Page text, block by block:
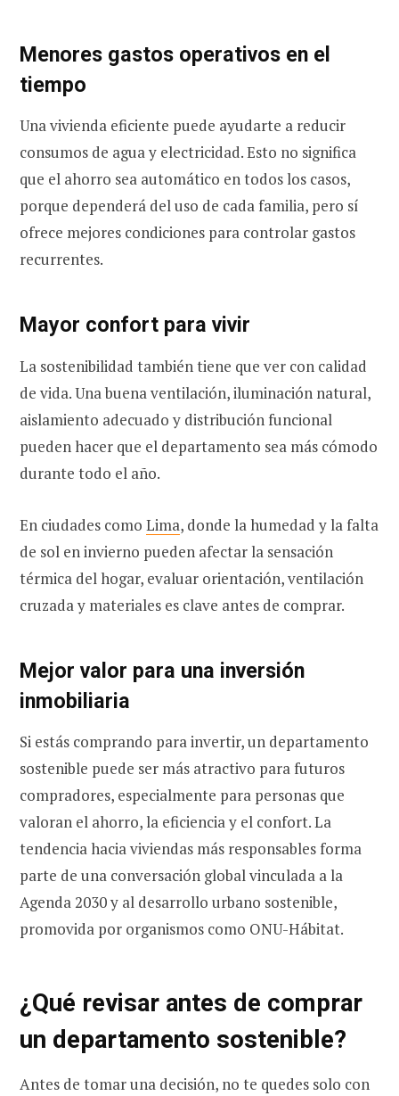
Menores gastos operativos en el
tiempo
Una vivienda eficiente puede ayudarte a reducir
consumos de agua y electricidad. Esto no significa
que el ahorro sea automático en todos los casos,
porque dependerá del uso de cada familia, pero sí
ofrece mejores condiciones para controlar gastos
recurrentes.
Mayor confort para vivir
La sostenibilidad también tiene que ver con calidad
de vida. Una buena ventilación, iluminación natural,
aislamiento adecuado y distribución funcional
pueden hacer que el departamento sea más cómodo
durante todo el año.
En ciudades como Lima, donde la humedad y la falta
de sol en invierno pueden afectar la sensación
térmica del hogar, evaluar orientación, ventilación
cruzada y materiales es clave antes de comprar.
Mejor valor para una inversión
inmobiliaria
Si estás comprando para invertir, un departamento
sostenible puede ser más atractivo para futuros
compradores, especialmente para personas que
valoran el ahorro, la eficiencia y el confort. La
tendencia hacia viviendas más responsables forma
parte de una conversación global vinculada a la
Agenda 2030 y al desarrollo urbano sostenible,
promovida por organismos como ONU-Hábitat.
¿Qué revisar antes de comprar
un departamento sostenible?
Antes de tomar una decisión, no te quedes solo con